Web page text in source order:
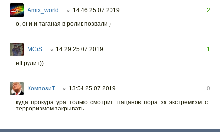
Amix_world ○ 14:46 25.07.2019
+2
о, они и таганая в ролик позвали )
MCiS ○ 14:29 25.07.2019
+1
eft рулит))
КомпозиТ ○ 13:54 25.07.2019
0
куда прокуратура только смотрит. пацанов пора за экстремизм с
терроризмом закрывать